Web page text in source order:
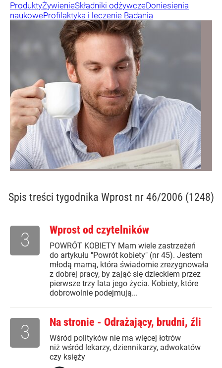
ProduktyŻywienieSkładniki odżywczeDoniesienia
naukoweProfilaktyka i leczenie Badania
Spis treści tygodnika Wprost nr 46/2006 (1248)
Wprost od czytelników
POWRÓT KOBIETY Mam wiele zastrzeżeń
do artykułu "Powrót kobiety" (nr 45). Jestem
młodą mamą, która świadomie zrezygnowała
z dobrej pracy, by zająć się dzieckiem przez
pierwsze trzy lata jego życia. Kobiety, które
dobrowolnie podejmują...
3
Na stronie - Odrażający, brudni, źli
Wśród polityków nie ma więcej łotrów
niż wśród lekarzy, dziennikarzy, adwokatów
czy księży
3